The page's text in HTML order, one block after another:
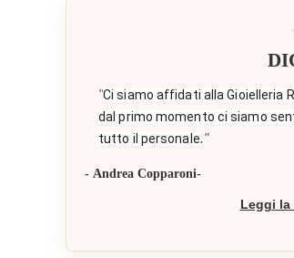
"Ci siamo affidati alla Gioielleria
dal primo momento ci siamo
tutto il personale."
- Andrea Copparoni-
Leggi